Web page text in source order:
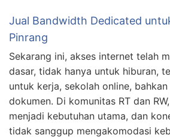
Jual Bandwidth Dedicated
Pinrang
Sekarang ini, akses internet telah
dasar, tidak hanya untuk hiburan,
untuk kerja, sekolah online,
dokumen. Di komunitas RT dan
menjadi kebutuhan utama, dan
tidak sanggup mengakomodasi